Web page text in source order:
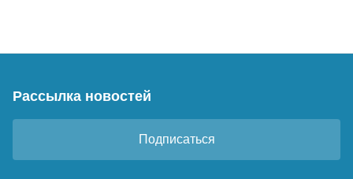
Рассылка новостей
Подписаться